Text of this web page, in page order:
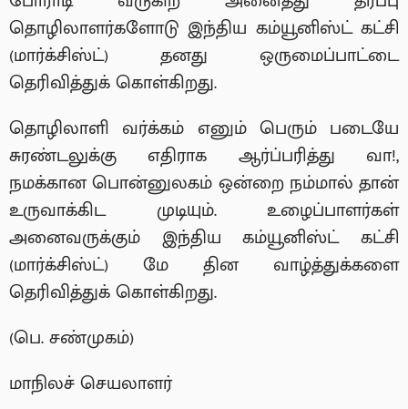
தொழிலாளர்களோடு இந்திய கம்யூனிஸ்ட் கட்சி
(மார்க்சிஸ்ட்) தனது ஒருமைப்பாட்டை
தெரிவித்துக் கொள்கிறது.
தொழிலாளி வர்க்கம் எனும் பெரும் படையே
சுரண்டலுக்கு எதிராக ஆர்ப்பரித்து வா!,
நமக்கான பொன்னுலகம் ஒன்றை நம்மால் தான்
உருவாக்கிட முடியும். உழைப்பாளர்கள்
அனைவருக்கும் இந்திய கம்யூனிஸ்ட் கட்சி
(மார்க்சிஸ்ட்) மே தின வாழ்த்துக்களை
தெரிவித்துக் கொள்கிறது.
(பெ. சண்முகம்)
மாநிலச் செயலாளர்